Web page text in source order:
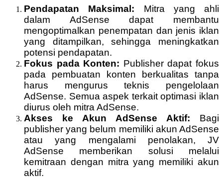
Pendapatan Maksimal: Mitra yang ahli
dalam AdSense dapat membantu
mengoptimalkan penempatan dan jenis iklan
yang ditampilkan, sehingga meningkatkan
potensi pendapatan.
Fokus pada Konten: Publisher dapat fokus
pada pembuatan konten berkualitas tanpa
harus mengurus teknis pengelolaan
AdSense. Semua aspek terkait optimasi iklan
diurus oleh mitra AdSense.
Akses ke Akun AdSense Aktif: Bagi
publisher yang belum memiliki akun AdSense
atau yang mengalami penolakan, JV
AdSense memberikan solusi melalui
kemitraan dengan mitra yang memiliki akun
aktif.